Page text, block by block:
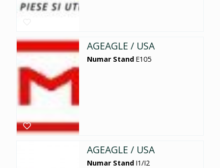
AGEAGLE / USA
Numar Stand E105
AGEAGLE / USA
Numar Stand I1/I2